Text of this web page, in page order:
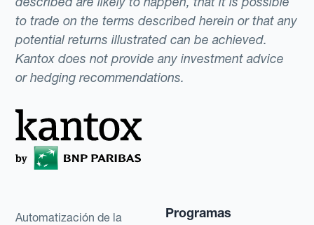
to trade on the terms described herein or that any
potential returns illustrated can be achieved.
Kantox does not provide any investment advice
or hedging recommendations.
Automatización de la
Programas